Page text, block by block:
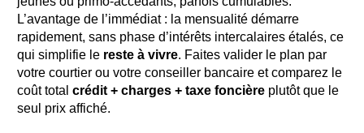
L’avantage de l’immédiat : la mensualité démarre
rapidement, sans phase d’intérêts intercalaires étalés, ce
qui simplifie le reste à vivre. Faites valider le plan par
votre courtier ou votre conseiller bancaire et comparez le
coût total crédit + charges + taxe foncière plutôt que le
seul prix affiché.